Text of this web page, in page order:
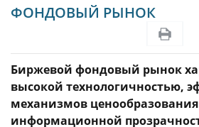
ФОНДОВЫЙ РЫНОК
Биржевой фондовый рынок
высокой технологичностью,
механизмов
информационной